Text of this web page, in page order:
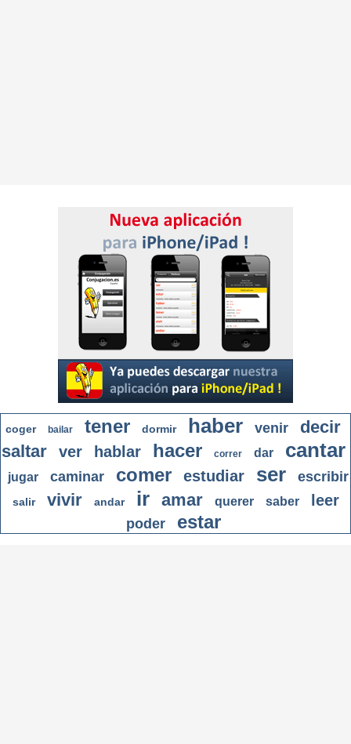
coger bailar tener dormir haber venir
decir
saltar
ver hablar hacer correr dar cantar
jugar caminar comer estudiar ser escribir
salir vivir andar ir amar querer saber leer
poder estar